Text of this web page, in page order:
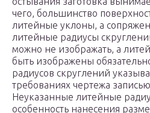
чего, большинство
литейные уклоны, а
литейные радиусы
можно не изображать, а
быть изображены
радиусов скруглений
требованиях чертежа
Неуказанные литейные
особенность нанесения